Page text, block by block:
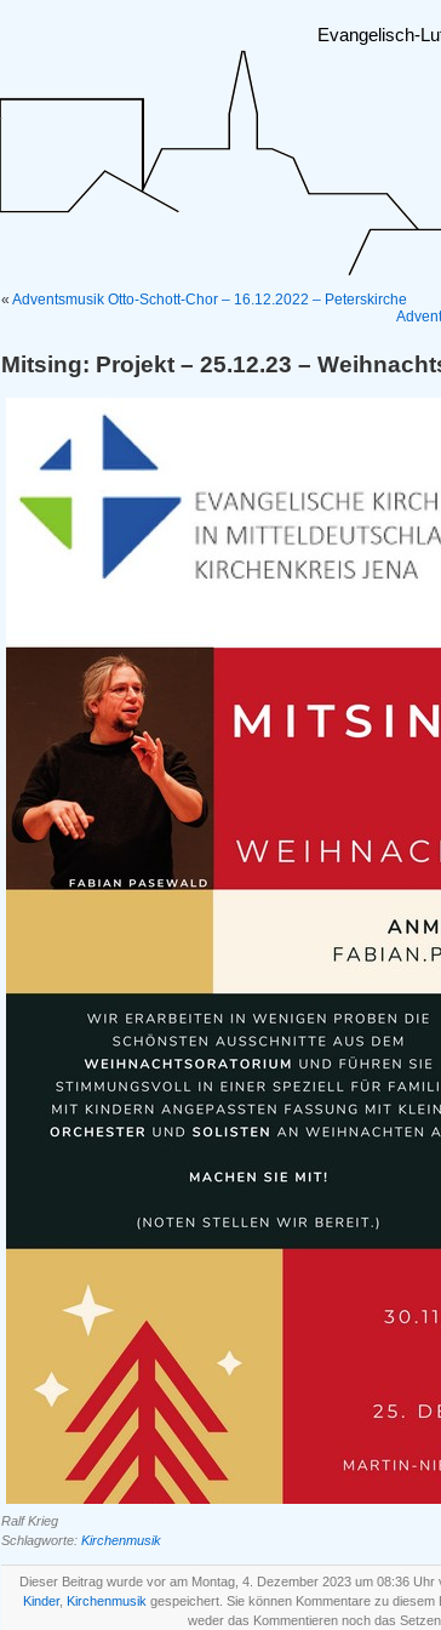
Evangelisch-
« Adventsmusik Otto-Schott-Chor – 16.12.2022 – Peterskirche
Mitsing: Projekt – 25.12.23 –
Ralf Krieg
Schlagworte: Kirchenmusik
Dieser Beitrag wurde vor am Montag, 4. Dezember 2023 um 08:36 Uhr
Kinder, Kirchenmusik gespeichert. Sie können Kommentare zu diesem
weder das Kommentieren noch das